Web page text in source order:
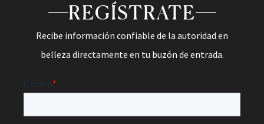
REGÍSTRATE
Recibe información confiable de la autoridad en
belleza directamente en tu buzón de entrada.